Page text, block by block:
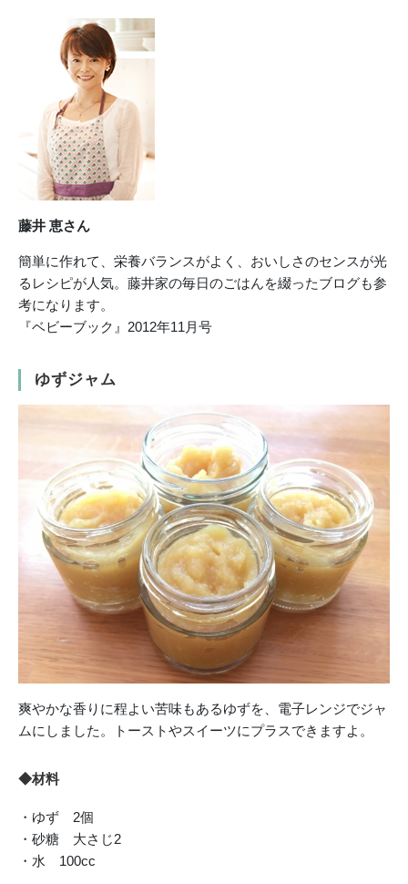
藤井 恵さん
簡単に作れて、栄養バランスがよく、おいしさのセンスが光
るレシピが人気。藤井家の毎日のごはんを綴ったブログも参
考になります。
『ベビーブック』2012年11月号
ゆずジャム
爽やかな香りに程よい苦味もあるゆずを、電子レンジでジャ
ムにしました。トーストやスイーツにプラスできますよ。
◆材料
・ゆず 2個
・砂糖 大さじ2
・水 100cc